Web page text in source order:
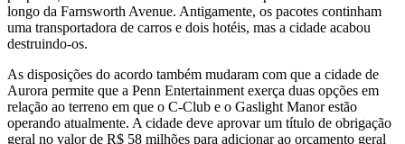
longo da Farnsworth Avenue. Antigamente, os pacotes continham
uma transportadora de carros e dois hotéis, mas a cidade acabou
destruindo-os.
As disposições do acordo também mudaram com que a cidade de
Aurora permite que a Penn Entertainment exerça duas opções em
relação ao terreno em que o C-Club e o Gaslight Manor estão
operando atualmente. A cidade deve aprovar um título de obrigação
geral no valor de R$ 58 milhões para adicionar ao orçamento geral